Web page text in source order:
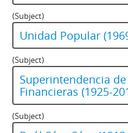
(Subject)
Unidad Popular
(Subject)
Superintendencia
Financieras (1925-
(Subject)